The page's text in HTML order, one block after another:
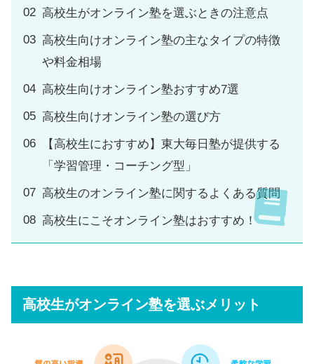
高校生がオンライン塾を選ぶときの注意点
高校生向けオンライン塾の主なタイプの特徴
や料金相場
高校生向けオンライン塾おすすめ7選
高校生向けオンライン塾の選び方
【高校生におすすめ】東大毎日塾が提供する
「学習管理・コーチング型」
高校生のオンライン塾に関するよくある質問
高校生にこそオンライン塾はおすすめ！
高校生がオンライン塾を選ぶメリット